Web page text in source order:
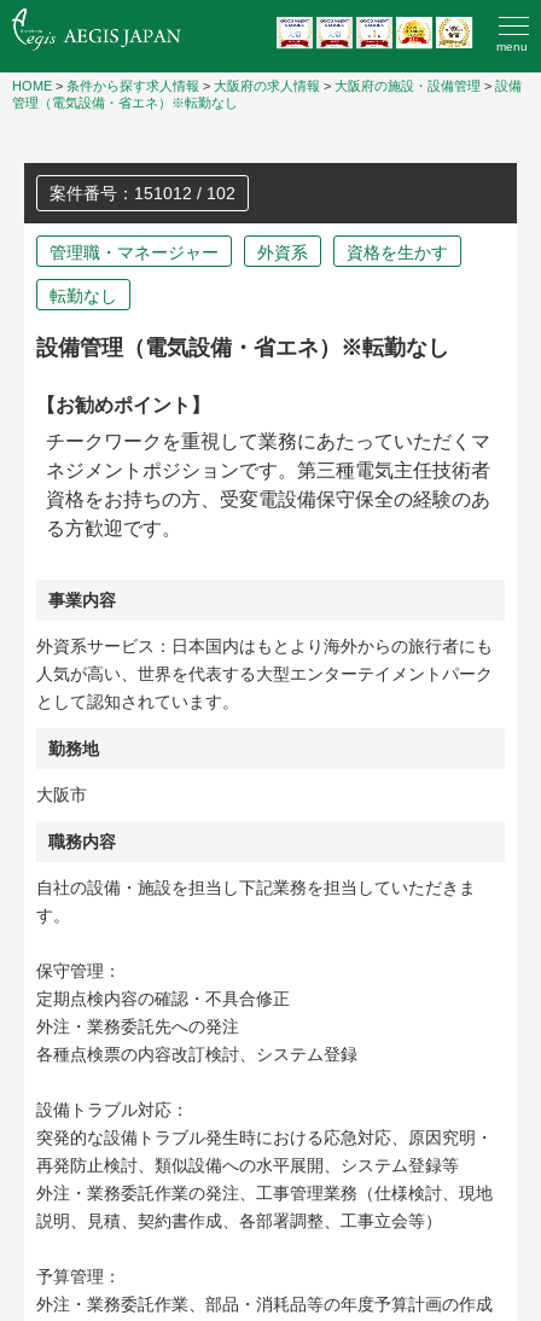
menu
HOME > 条件から探す求人情報 > 大阪府の求人情報 > 大阪府の施設・設備管理 > 設備
管理（電気設備・省エネ）※転勤なし
案件番号：151012 / 102
管理職・マネージャー 外資系 資格を生かす
転勤なし
設備管理（電気設備・省エネ）※転勤なし
【お勧めポイント】
チークワークを重視して業務にあたっていただくマ
ネジメントポジションです。第三種電気主任技術者
資格をお持ちの方、受変電設備保守保全の経験のあ
る方歓迎です。
事業内容
外資系サービス：日本国内はもとより海外からの旅行者にも
人気が高い、世界を代表する大型エンターテイメントパーク
として認知されています。
勤務地
大阪市
職務内容
自社の設備・施設を担当し下記業務を担当していただきま
す。
保守管理：
定期点検内容の確認・不具合修正
外注・業務委託先への発注
各種点検票の内容改訂検討、システム登録
設備トラブル対応：
突発的な設備トラブル発生時における応急対応、原因究明・
再発防止検討、類似設備への水平展開、システム登録等
外注・業務委託作業の発注、工事管理業務（仕様検討、現地
説明、見積、契約書作成、各部署調整、工事立会等）
予算管理：
外注・業務委託作業、部品・消耗品等の年度予算計画の作成